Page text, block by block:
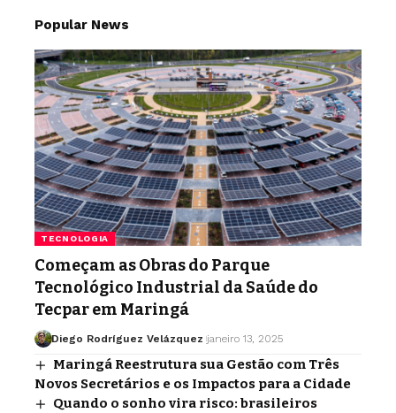
Popular News
TECNOLOGIA
Começam as Obras do Parque
Tecnológico Industrial da Saúde do
Tecpar em Maringá
Diego Rodríguez Velázquez janeiro 13, 2025
Maringá Reestrutura sua Gestão com Três
Novos Secretários e os Impactos para a Cidade
Quando o sonho vira risco: brasileiros